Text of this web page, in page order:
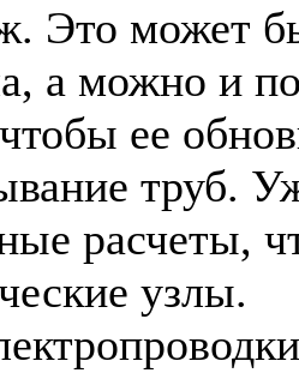
Это может
а можно и
ее
труб.
расчеты,
узлы.